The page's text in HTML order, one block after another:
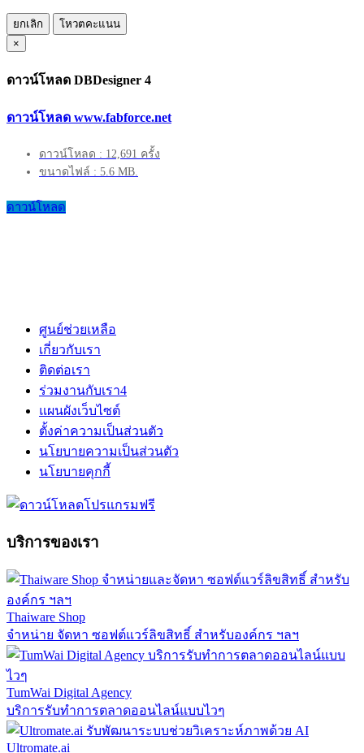
ยกเลิก
โหวตคะแนน
×
ดาวน์โหลด DBDesigner 4
ดาวน์โหลด www.fabforce.net
ดาวน์โหลด : 12,691 ครั้ง
ขนาดไฟล์ : 5.6 MB.
ดาวน์โหลด
ศูนย์ช่วยเหลือ
เกี่ยวกับเรา
ติดต่อเรา
ร่วมงานกับเรา4
แผนผังเว็บไซต์
ตั้งค่าความเป็นส่วนตัว
นโยบายความเป็นส่วนตัว
นโยบายคุกกี้
บริการของเรา
Thaiware Shop
จำหน่าย จัดหา ซอฟต์แวร์ลิขสิทธิ์ สำหรับองค์กร ฯลฯ
TumWai Digital Agency
บริการรับทำการตลาดออนไลน์แบบไวๆ
Ultromate.ai